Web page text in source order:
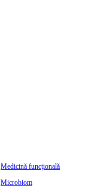
Medicină funcțională
Microbiom